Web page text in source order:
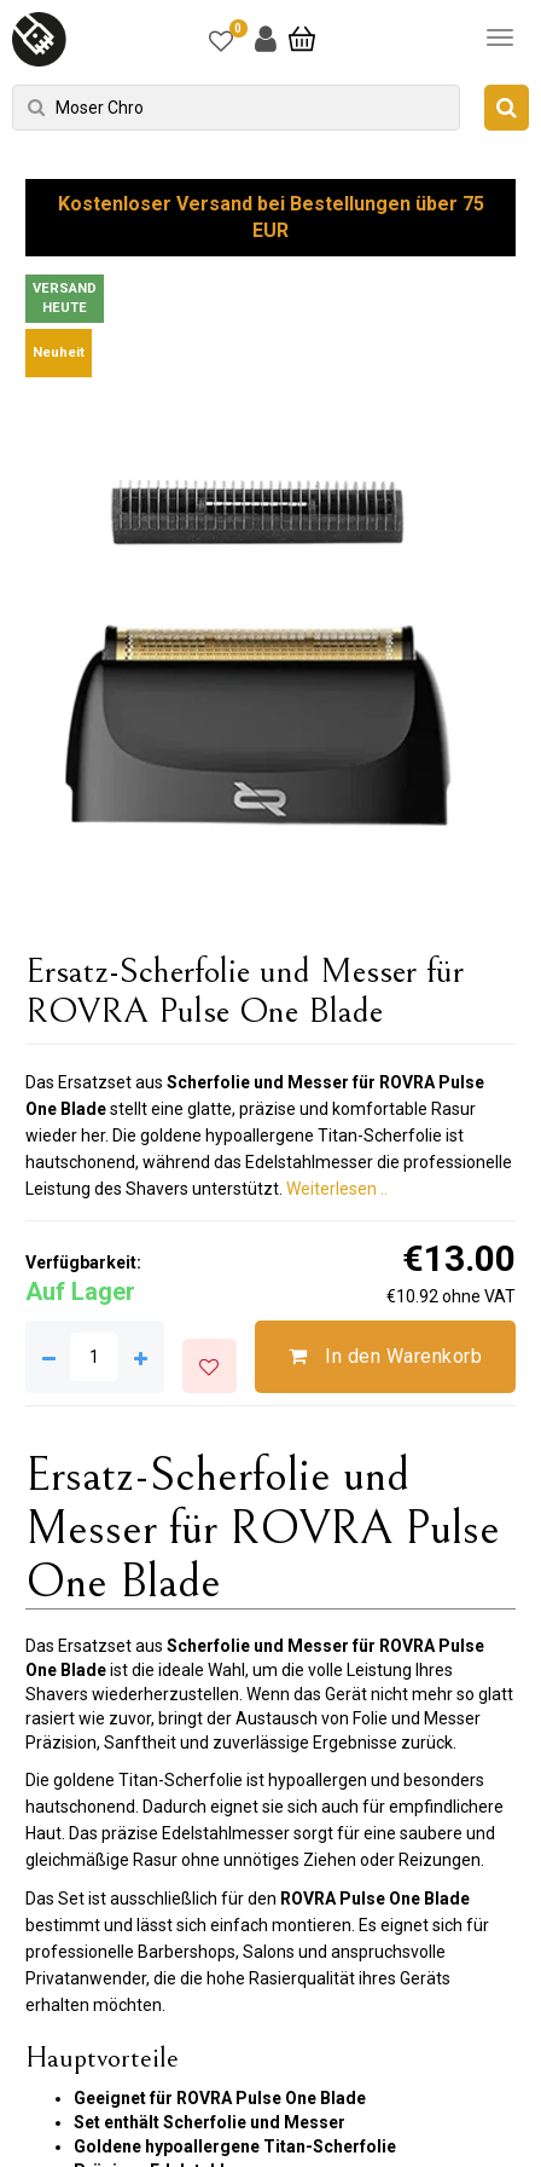
0
Kostenloser Versand bei Bestellungen über 75
EUR
VERSAND
HEUTE
Neuheit
Ersatz-Scherfolie und Messer für
ROVRA Pulse One Blade
Das Ersatzset aus Scherfolie und Messer für ROVRA Pulse
One Bladestellt eine glatte, präzise und komfortable Rasur
wieder her. Die goldene hypoallergene Titan-Scherfolie ist
hautschonend, während das Edelstahlmesser die professionelle
Leistung des Shavers unterstützt. Weiterlesen ..
Verfügbarkeit:
Auf Lager
€13.00
€10.92 ohne VAT
In den Warenkorb
Ersatz-Scherfolie und
Messer für ROVRA Pulse
One Blade
Das Ersatzset aus Scherfolie und Messer für ROVRA Pulse
One Bladeist die ideale Wahl, um die volle Leistung Ihres
Shavers wiederherzustellen. Wenn das Gerät nicht mehr so glatt
rasiert wie zuvor, bringt der Austausch von Folie und Messer
Präzision, Sanftheit und zuverlässige Ergebnisse zurück.
Die goldene Titan-Scherfolie ist hypoallergen und besonders
hautschonend. Dadurch eignet sie sich auch für empfindlichere
Haut. Das präzise Edelstahlmesser sorgt für eine saubere und
gleichmäßige Rasur ohne unnötiges Ziehen oder Reizungen.
Das Set ist ausschließlich für den ROVRA Pulse One Blade
bestimmt und lässt sich einfach montieren. Es eignet sich für
professionelle Barbershops, Salons und anspruchsvolle
Privatanwender, die die hohe Rasierqualität ihres Geräts
erhalten möchten.
Hauptvorteile
Geeignet für ROVRA Pulse One Blade
Set enthält Scherfolie und Messer
Goldene hypoallergene Titan-Scherfolie